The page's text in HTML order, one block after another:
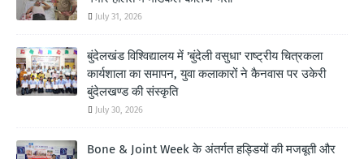
July 31, 2026
बुंदेलखंड विश्विद्यालय में 'बुंदेली वसुधा' राष्ट्रीय चित्रकला
कार्यशाला का समापन, युवा कलाकारों ने कैनवास पर उकेरी
बुंदेलखण्ड की संस्कृति
July 30, 2026
Bone & Joint Week के अंतर्गत हड्डियों की मजबूती और